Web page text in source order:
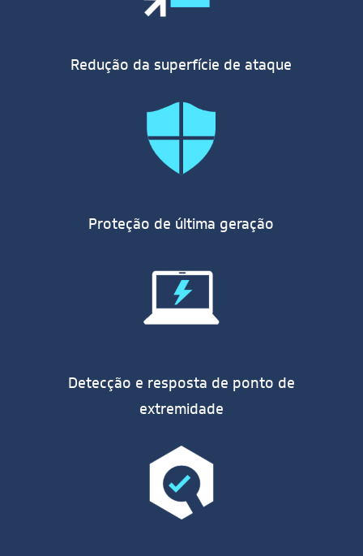
Redução da superfície de ataque
Proteção de última geração
Detecção e resposta de ponto de
extremidade